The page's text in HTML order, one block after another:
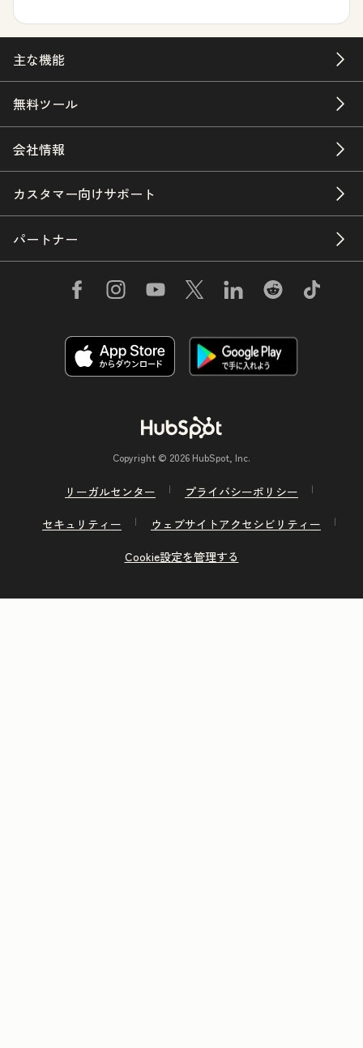
主な機能
無料ツール
会社情報
カスタマー向けサポート
パートナー
Copyright © 2026 HubSpot, Inc.
リーガルセンター
プライバシーポリシー
セキュリティー
ウェブサイトアクセシビリティー
Cookie設定を管理する